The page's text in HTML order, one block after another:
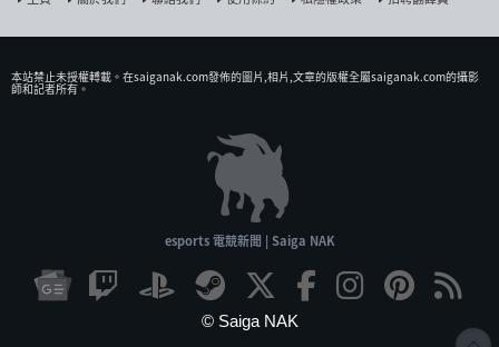
本站禁止未授權𨍭載。在saiganak.com發佈的圖片,相片,文章的版權全屬saiganak.com的攝影
師和記者所有。
esports 電競新聞 | Saiga NAK
© Saiga NAK